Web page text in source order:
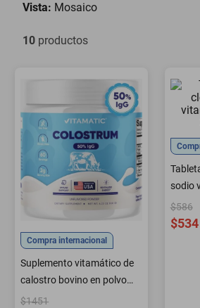
Vista: Mosaico
10 productos
Compra internacional
Suplemento vitamático de
calostro bovino en polvo
50% de IgG 60 dosis
$1451
sodio
365
$586
$534